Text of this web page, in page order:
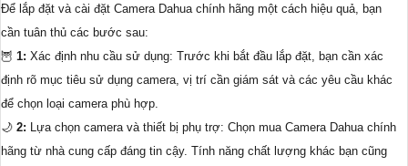
Để lắp đặt và cài đặt Camera Dahua chính hãng một cách hiệu quả, bạn
cần tuân thủ các bước sau:
🦉 1: Xác định nhu cầu sử dụng: Trước khi bắt đầu lắp đặt, bạn cần xác
định rõ mục tiêu sử dụng camera, vị trí cần giám sát và các yêu cầu khác
để chọn loại camera phù hợp.
🌙 2: Lựa chọn camera và thiết bị phụ trợ: Chọn mua Camera Dahua chính
hãng từ nhà cung cấp đáng tin cậy. Tính năng chất lượng khác bạn cũng